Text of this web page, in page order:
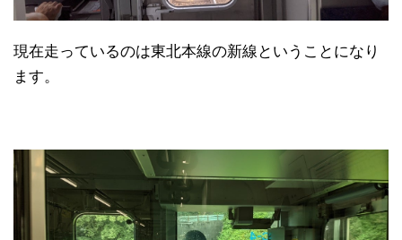
現在走っているのは東北本線の新線ということになり
ます。